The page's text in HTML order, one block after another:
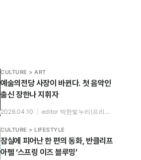
CULTURE > ART
예술의전당 사장이 바뀐다. 첫 음악인
출신 장한나 지휘자
2026.04.10 editor 박한빛누리(프리랜서)
CULTURE > LIFESTYLE
잠실에 피어난 한 편의 동화, 반클리프
아펠 ‘스프링 이즈 블루밍’